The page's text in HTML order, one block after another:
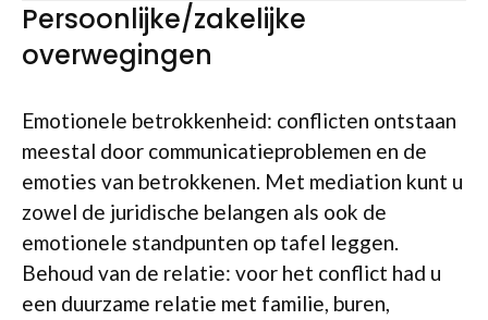
Persoonlijke/zakelijke
overwegingen
Emotionele betrokkenheid: conflicten ontstaan
meestal door communicatieproblemen en de
emoties van betrokkenen. Met mediation kunt u
zowel de juridische belangen als ook de
emotionele standpunten op tafel leggen.
Behoud van de relatie: voor het conflict had u
een duurzame relatie met familie, buren,